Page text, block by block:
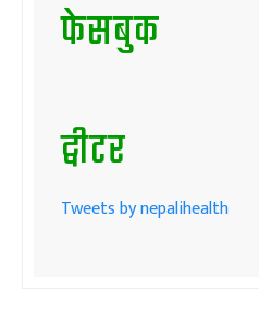
फेसबुक
ट्वीटर
Tweets by nepalihealth